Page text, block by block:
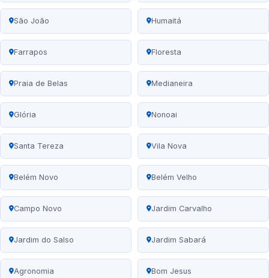
São João Humaitá
Farrapos Floresta
Praia de Belas Medianeira
Glória Nonoai
Santa Tereza Vila Nova
Belém Novo Belém Velho
Campo Novo Jardim Carvalho
Jardim do Salso Jardim Sabará
Agronomia Bom Jesus